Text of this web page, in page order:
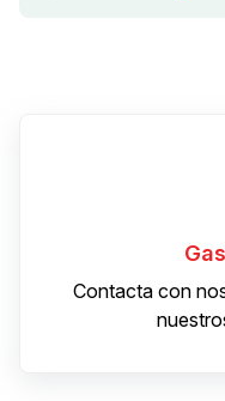
Contacta con